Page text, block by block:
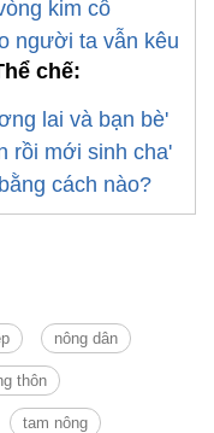
kim cô
người ta vẫn kêu
chế:
lai và bạn bè'
rồi mới sinh cha'
cách nào?
nông dân
thôn
tam nông